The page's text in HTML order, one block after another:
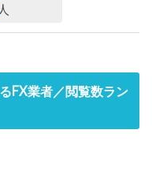
人
FX業者／閲覧数ラン